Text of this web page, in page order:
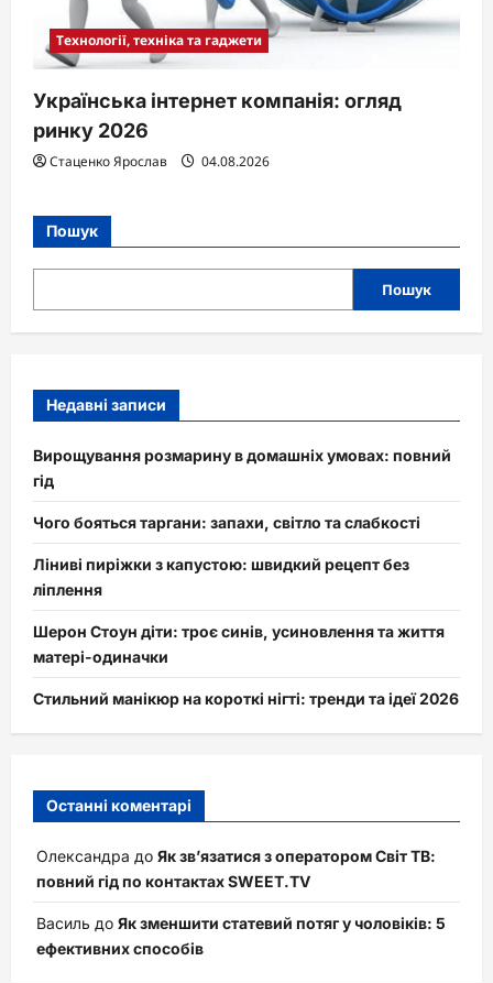
Технології, техніка та гаджети
Українська інтернет компанія: огляд
ринку 2026
Стаценко Ярослав 04.08.2026
Пошук
Пошук
Недавні записи
Вирощування розмарину в домашніх умовах: повний
гід
Чого бояться таргани: запахи, світло та слабкості
Ліниві пиріжки з капустою: швидкий рецепт без
ліплення
Шерон Стоун діти: троє синів, усиновлення та життя
матері-одиначки
Стильний манікюр на короткі нігті: тренди та ідеї 2026
Останні коментарі
Олександра до Як зв’язатися з оператором Світ ТВ:
повний гід по контактах SWEET.TV
Василь до Як зменшити статевий потяг у чоловіків: 5
ефективних способів